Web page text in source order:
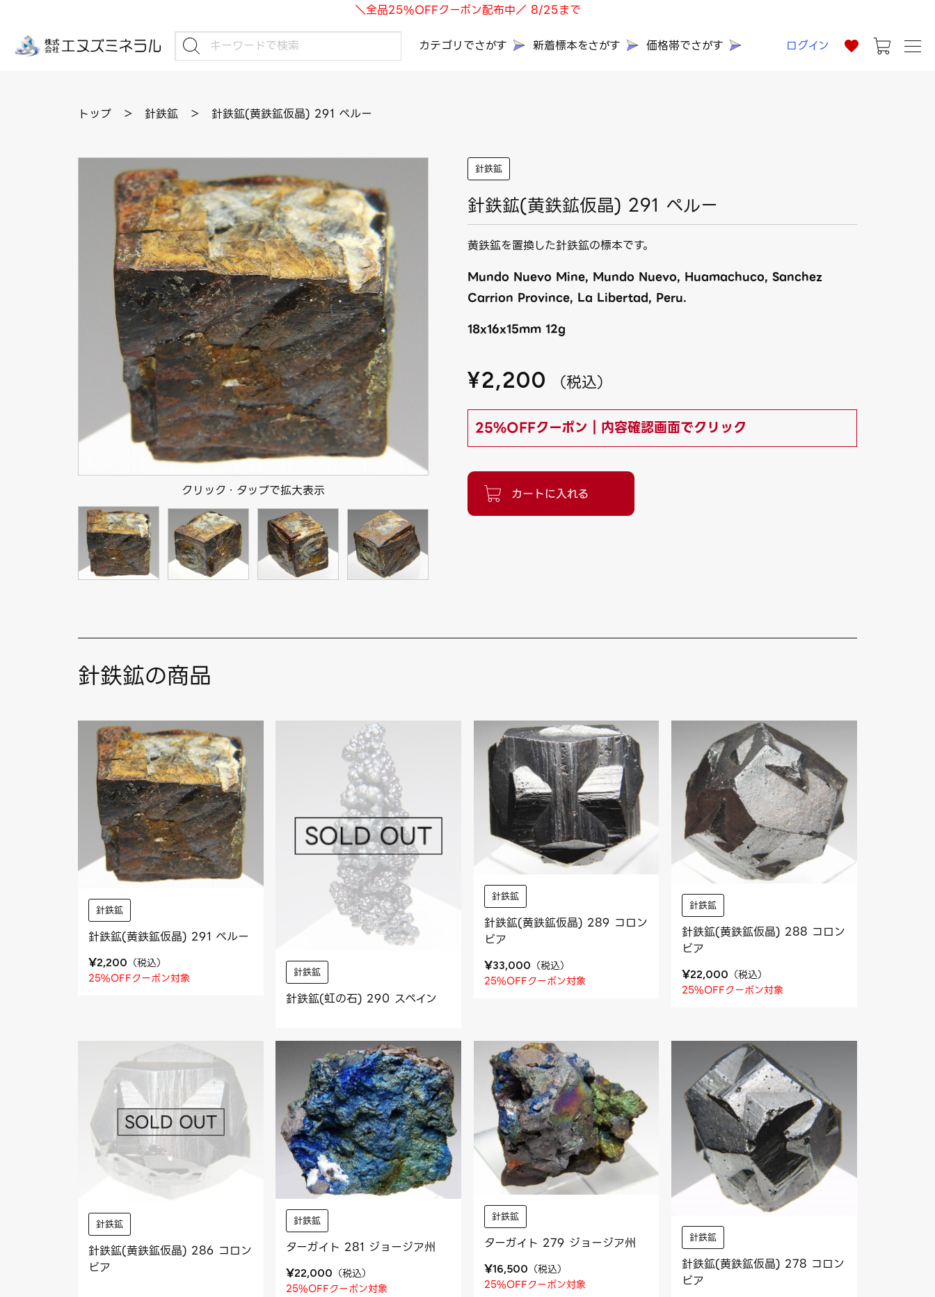
＼全品25%OFFクーポン配布中／ 8/25まで
カテゴリでさがす 新着標本をさがす 価格帯でさがす ログイン
トップ ＞ 針鉄鉱 ＞ 針鉄鉱(黄鉄鉱仮晶) 291 ペルー
クリック・タップで拡大表示
針鉄鉱
針鉄鉱(黄鉄鉱仮晶) 291 ペルー
黄鉄鉱を置換した針鉄鉱の標本です。
Mundo Nuevo Mine, Mundo Nuevo, Huamachuco, Sanchez
Carrion Province, La Libertad, Peru.
18x16x15mm 12g
¥2,200 （税込）
25%OFFクーポン｜内容確認画面でクリック
針鉄鉱の商品
針鉄鉱
針鉄鉱(黄鉄鉱仮晶) 291 ペルー
¥2,200 （税込）
25%OFFクーポン対象
針鉄鉱
針鉄鉱(虹の石) 290 スペイン
針鉄鉱
針鉄鉱(黄鉄鉱仮晶) 289 コロン
ビア
¥33,000 （税込）
25%OFFクーポン対象
針鉄鉱
針鉄鉱(黄鉄鉱仮晶) 288 コロン
ビア
¥22,000 （税込）
25%OFFクーポン対象
針鉄鉱
針鉄鉱(黄鉄鉱仮晶) 286 コロン
ビア
針鉄鉱
ターガイト 281 ジョージア州
¥22,000 （税込）
25%OFFクーポン対象
針鉄鉱
ターガイト 279 ジョージア州
¥16,500 （税込）
25%OFFクーポン対象
針鉄鉱
針鉄鉱(黄鉄鉱仮晶) 278 コロン
ビア